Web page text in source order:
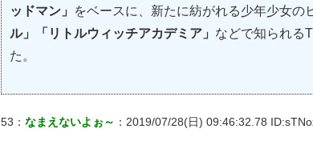
ッドマン」
をベースに、新たに紡がれる少年少女の
ル」「リトルウィッチアカデミア」 などで知られる
た。
53： なまえないよぉ～ ：2019/07/28(日) 09:46:32.78